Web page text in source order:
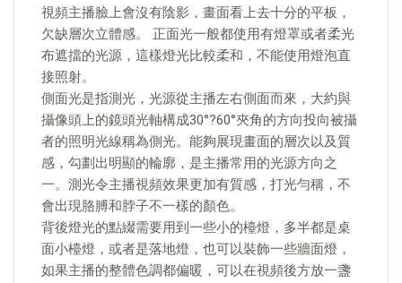
視頻主播臉上會沒有陰影，畫面看上去十分的平板，
欠缺層次立體感。 正面光一般都使用有燈罩或者柔光
布遮擋的光源，這樣燈光比較柔和，不能使用燈泡直
接照射。
側面光是指測光，光源從主播左右側面而來，大約與
攝像頭上的鏡頭光軸構成30°?60°夾角的方向投向被攝
者的照明光線稱為側光。能夠展現畫面的層次以及質
感，勾劃出明顯的輪廓，是主播常用的光源方向之
一。測光令主播視頻效果更加有質感，打光勻稱，不
會出現胳膊和脖子不一樣的顏色。
背後燈光的點綴需要用到一些小的檯燈，多半都是桌
面小檯燈，或者是落地燈，也可以裝飾一些牆面燈，
如果主播的整體色調都偏暖，可以在視頻後方放一盞